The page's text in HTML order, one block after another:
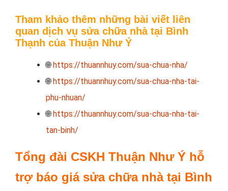
Tham khảo thêm những bài viết liên
quan dịch vụ sửa chữa nhà tại Bình
Thạnh của Thuận Như Ý
🌐https://thuannhuy.com/sua-chua-nha/
🌐https://thuannhuy.com/sua-chua-nha-tai-
phu-nhuan/
🌐https://thuannhuy.com/sua-chua-nha-tai-
tan-binh/
Tổng đài CSKH Thuận Như Ý hỗ
trợ báo giá sửa chữa nhà tại Bình